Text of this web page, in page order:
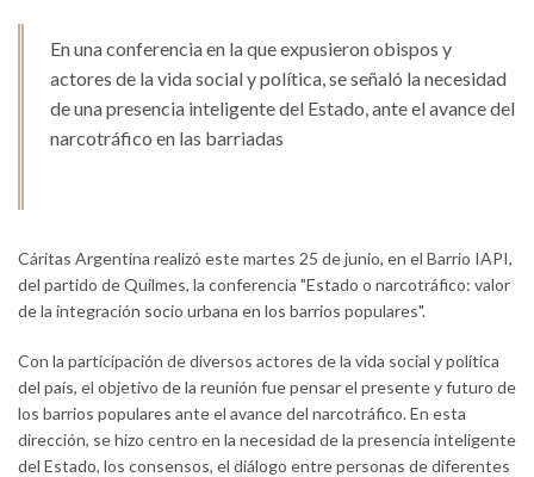
En una conferencia en la que expusieron obispos y
actores de la vida social y política, se señaló la necesidad
de una presencia inteligente del Estado, ante el avance del
narcotráfico en las barriadas
Cáritas Argentina realizó este martes 25 de junio, en el Barrio IAPI,
del partido de Quilmes, la conferencia "Estado o narcotráfico: valor
de la integración socio urbana en los barrios populares".
Con la participación de diversos actores de la vida social y política
del país, el objetivo de la reunión fue pensar el presente y futuro de
los barrios populares ante el avance del narcotráfico. En esta
dirección, se hizo centro en la necesidad de la presencia inteligente
del Estado, los consensos, el diálogo entre personas de diferentes